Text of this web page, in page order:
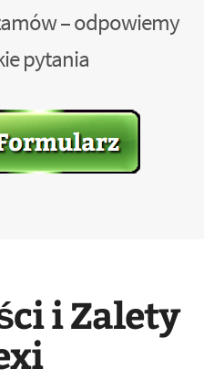
– odpowiemy
pytania
i Zalety